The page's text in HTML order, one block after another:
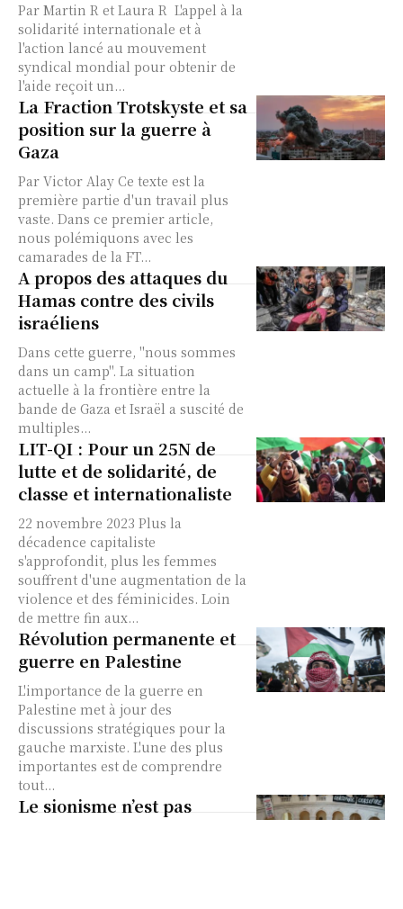
Par Martin R et Laura R L'appel à la
solidarité internationale et à
l'action lancé au mouvement
syndical mondial pour obtenir de
l'aide reçoit un...
La Fraction Trotskyste et sa
position sur la guerre à
Gaza
Par Victor Alay Ce texte est la
première partie d'un travail plus
vaste. Dans ce premier article,
nous polémiquons avec les
camarades de la FT...
A propos des attaques du
Hamas contre des civils
israéliens
Dans cette guerre, "nous sommes
dans un camp". La situation
actuelle à la frontière entre la
bande de Gaza et Israël a suscité de
multiples...
LIT-QI : Pour un 25N de
lutte et de solidarité, de
classe et internationaliste
22 novembre 2023 Plus la
décadence capitaliste
s'approfondit, plus les femmes
souffrent d'une augmentation de la
violence et des féminicides. Loin
de mettre fin aux...
Révolution permanente et
guerre en Palestine
L'importance de la guerre en
Palestine met à jour des
discussions stratégiques pour la
gauche marxiste. L'une des plus
importantes est de comprendre
tout...
Le sionisme n’est pas